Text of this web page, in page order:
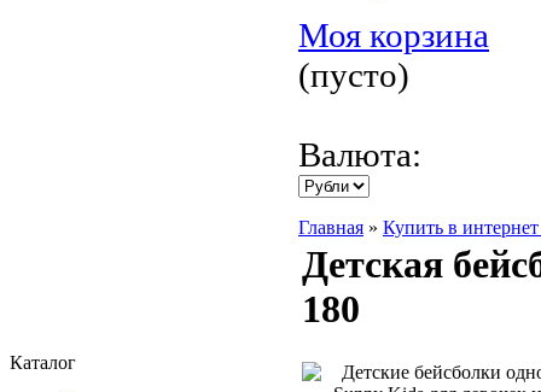
Моя корзина
(пусто)
Валюта:
Каталог
Главная » Купить в
Детская
180